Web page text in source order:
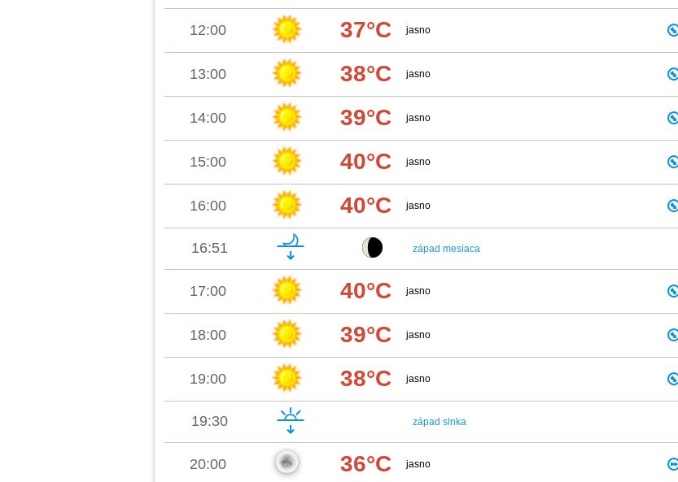
12:00 37°C jasno
13:00 38°C jasno
14:00 39°C jasno
15:00 40°C jasno
16:00 40°C jasno
16:51 západ mesiaca
17:00 40°C jasno
18:00 39°C jasno
19:00 38°C jasno
19:30 západ slnka
20:00 36°C jasno